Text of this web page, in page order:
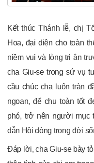
Kết thúc Thánh lễ, chị
Hoa, đại diện cho toàn
niềm vui và lòng tri ân
cha Giu-se trong sứ vụ
cầu chúc cha luôn tràn
ngoan, để chu toàn tốt
phó, trở nên người mục
dẫn Hội dòng trong đời
Đáp lời, cha Giu-se bày